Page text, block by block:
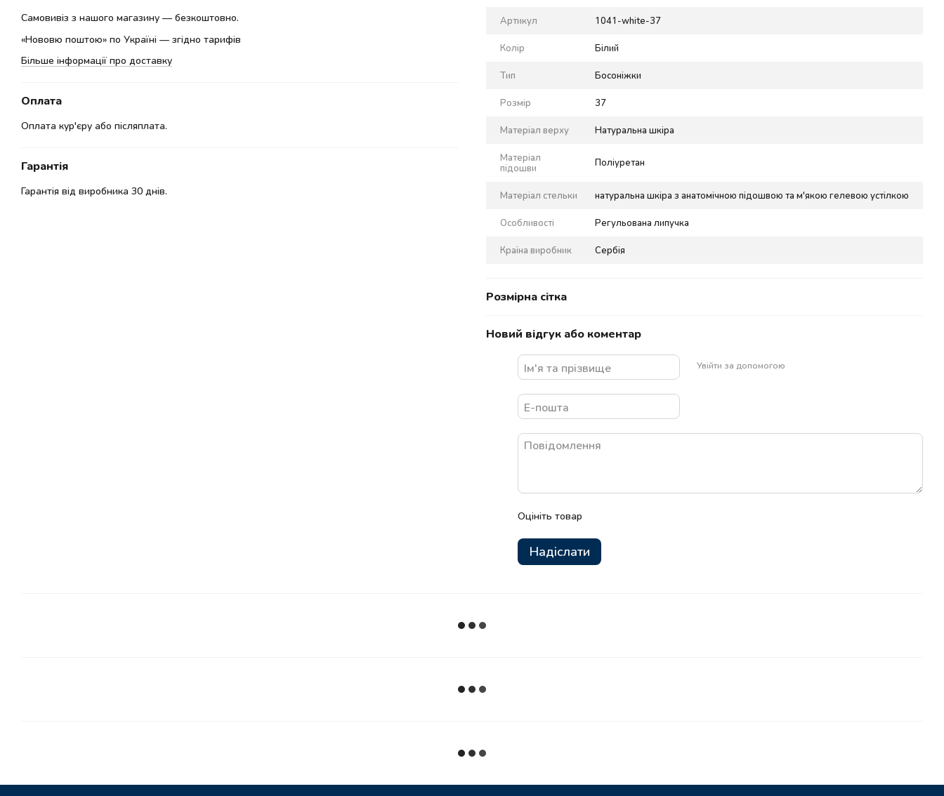
Самовивіз з нашого магазину — безкоштовно.
«Нововю поштою» по Україні — згідно тарифів
Більше інформації про доставку
Оплата
Оплата кур'єру або післяплата.
Гарантія
Гарантія від виробника 30 днів.
Артикул 1041-white-37
Колір Білий
Тип Босоніжки
Розмір 37
Матеріал верху Натуральна шкіра
Матеріал
підошви
Поліуретан
Матеріал стельки натуральна шкіра з анатомічною підошвою та м'якою гелевою устілкою
Особливості Регульована липучка
Країна виробник Сербія
Розмірна сітка
Новий відгук або коментар
Увійти за допомогою
Оцініть товар
Надіслати